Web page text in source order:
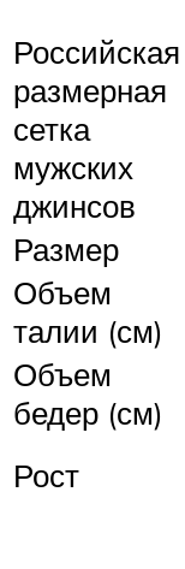
Российская
размерная
сетка
мужских
джинсов
Размер
Объем
талии (см)
Объем
бедер (см)
Рост